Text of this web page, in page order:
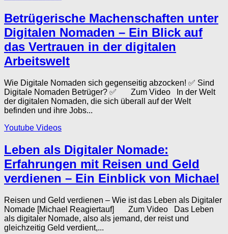
Betrügerische Machenschaften unter
Digitalen Nomaden – Ein Blick auf
das Vertrauen in der digitalen
Arbeitswelt
Wie Digitale Nomaden sich gegenseitig abzocken! ✅ Sind
Digitale Nomaden Betrüger? ✅ Zum Video In der Welt
der digitalen Nomaden, die sich überall auf der Welt
befinden und ihre Jobs...
Youtube Videos
Leben als Digitaler Nomade:
Erfahrungen mit Reisen und Geld
verdienen – Ein Einblick von Michael
Reisen und Geld verdienen – Wie ist das Leben als Digitaler
Nomade [Michael Reagiertauf] Zum Video Das Leben
als digitaler Nomade, also als jemand, der reist und
gleichzeitig Geld verdient,...